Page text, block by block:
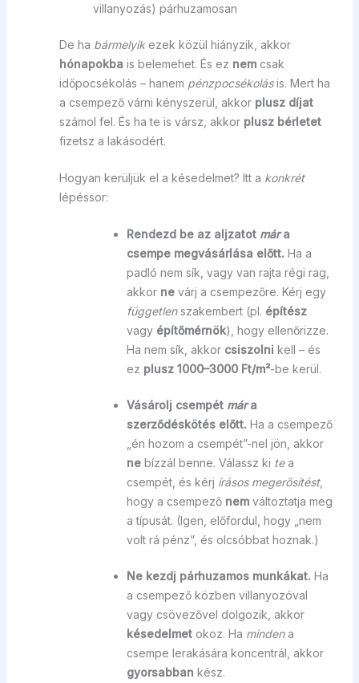
villanyozás) párhuzamosan
De ha bármelyikezek közül hiányzik, akkor
hónapokba is belemehet. És ez nemcsak
időpocsékolás – hanem pénzpocsékolásis. Mert ha
a csempező várni kényszerül, akkor plusz díjat
számol fel. És ha te is vársz, akkor plusz bérletet
fizetsz a lakásodért.
Hogyan kerüljük el a késedelmet? Itt a konkrét
lépéssor:
Rendezd be az aljzatot mára
csempe megvásárlása előtt. Ha a
padló nem sík, vagy van rajta régi rag,
akkor nevárj a csempezőre. Kérj egy
függetlenszakembert (pl. építész
vagy építőmérnök), hogy ellenőrizze.
Ha nem sík, akkor csiszolni kell – és
ez plusz 1000–3000 Ft/m²-be kerül.
Vásárolj csempét mára
szerződéskötés előtt. Ha a csempező
„én hozom a csempét”-nel jön, akkor
nebízzál benne. Válassz ki tea
csempét, és kérj írásos megerősítést,
hogy a csempező nemváltoztatja meg
a típusát. (Igen, előfordul, hogy „nem
volt rá pénz”, és olcsóbbat hoznak.)
Ne kezdj párhuzamos munkákat. Ha
a csempező közben villanyozóval
vagy csövezővel dolgozik, akkor
késedelmetokoz. Ha mindena
csempe lerakására koncentrál, akkor
gyorsabban kész.